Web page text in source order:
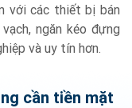
với các thiết bị bán
ngăn kéo đựng
và uy tín hơn.
cần tiền mặt